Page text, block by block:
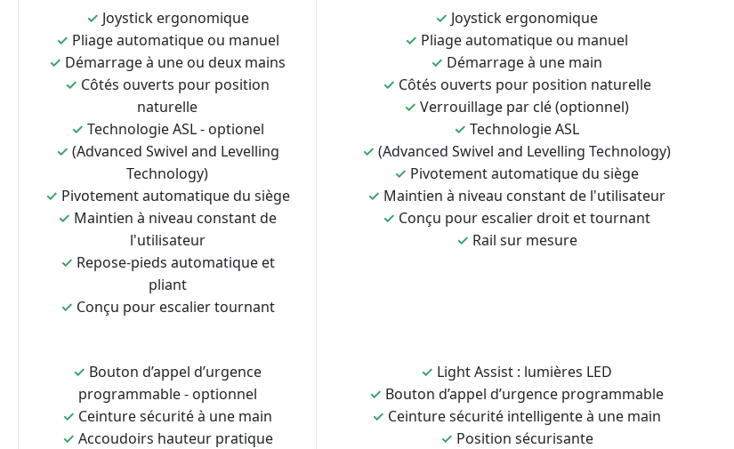
✓ Joystick ergonomique
✓ Pliage automatique ou manuel
✓ Démarrage à une ou deux mains
✓ Côtés ouverts pour position
naturelle
✓ Technologie ASL - optionel
✓ (Advanced Swivel and Levelling
Technology)
✓ Pivotement automatique du siège
✓ Maintien à niveau constant de
l'utilisateur
✓ Repose-pieds automatique et
pliant
✓ Conçu pour escalier tournant
✓ Joystick ergonomique
✓ Pliage automatique ou manuel
✓ Démarrage à une main
✓ Côtés ouverts pour position naturelle
✓ Verrouillage par clé (optionnel)
✓ Technologie ASL
✓ (Advanced Swivel and Levelling Technology)
✓ Pivotement automatique du siège
✓ Maintien à niveau constant de l'utilisateur
✓ Conçu pour escalier droit et tournant
✓ Rail sur mesure
✓ Bouton d’appel d’urgence
programmable - optionnel
✓ Ceinture sécurité à une main
✓ Accoudoirs hauteur pratique
✓ Light Assist : lumières LED
✓ Bouton d’appel d’urgence programmable
✓ Ceinture sécurité intelligente à une main
✓ Position sécurisante